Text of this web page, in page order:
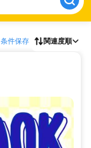
条件保存 関連度順